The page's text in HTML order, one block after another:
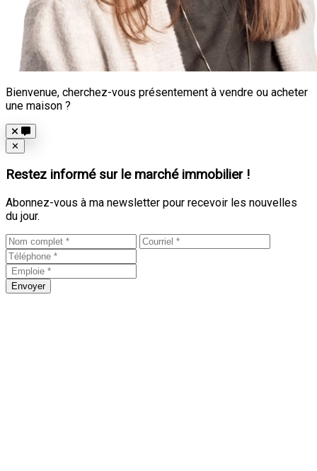
Bienvenue, cherchez-vous présentement à vendre ou acheter
une maison ?
Close
✕
Restez informé sur le marché immobilier !
Abonnez-vous à ma newsletter pour recevoir les nouvelles
du jour.
Envoyer